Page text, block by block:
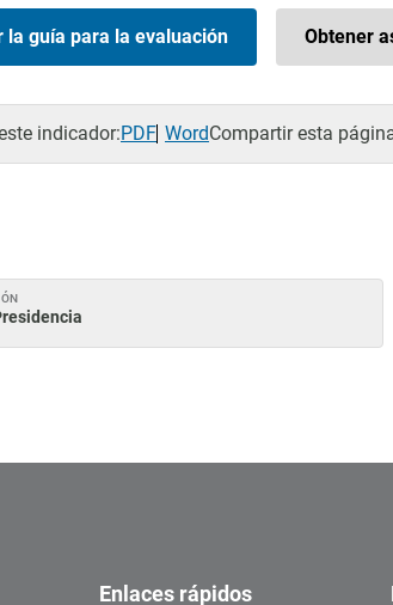
la guía para la evaluación Obtener
indicador:PDF WordCompartir esta
Enlaces rápidos